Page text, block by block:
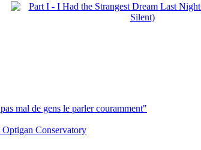
mal de gens le parler couramment"
Conservatory